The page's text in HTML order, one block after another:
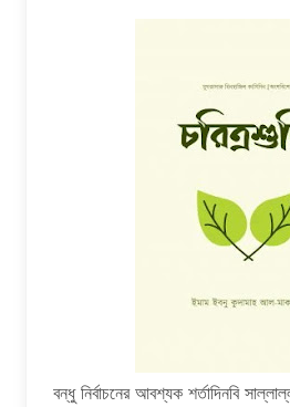
বন্ধু নির্বাচনের আবশ্যক শর্তাদিনবি